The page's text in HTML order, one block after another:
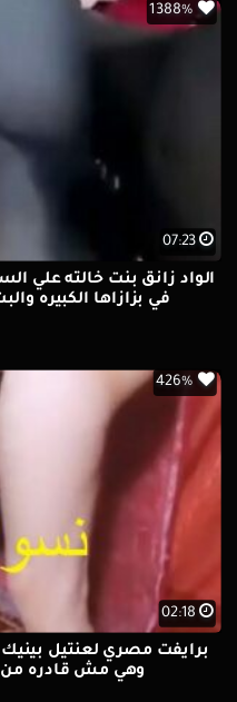
07:23
1388%
الواد زانق بنت خالته علي
في بزازاها الكبيره
02:18
426%
برايفت مصري لعنتيل
وهي مش قادره من